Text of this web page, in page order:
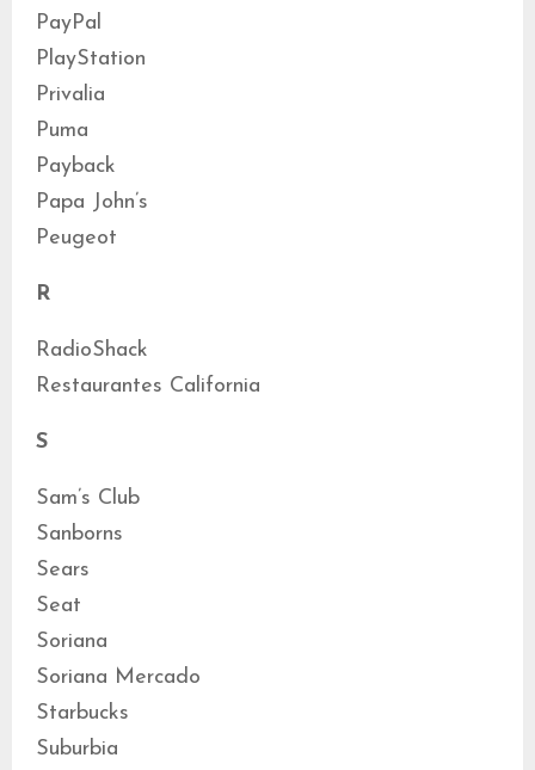
PayPal
PlayStation
Privalia
Puma
Payback
Papa John’s
Peugeot
R
RadioShack
Restaurantes California
S
Sam’s Club
Sanborns
Sears
Seat
Soriana
Soriana Mercado
Starbucks
Suburbia